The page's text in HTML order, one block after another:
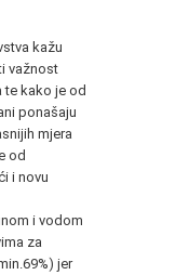
kažu
važnost
te kako je od
ponašaju
mjera
od
i novu
i vodom
za
jer